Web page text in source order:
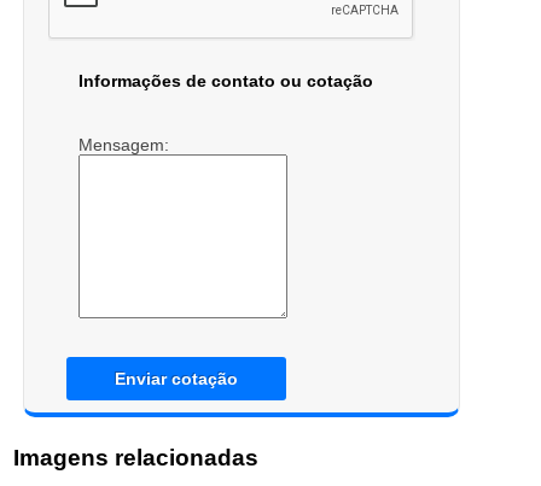
Informações de contato ou cotação
Mensagem:
Enviar cotação
Imagens relacionadas